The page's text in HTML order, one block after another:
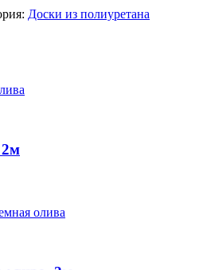
Доски из полиуретана
2м